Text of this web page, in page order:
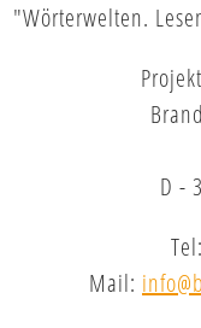
"Wörterwelten.
D -
Tel:
Mail: